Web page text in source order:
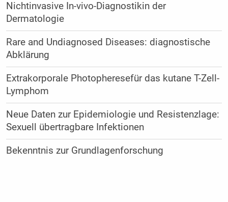
Nichtinvasive In-vivo-Diagnostikin der
Dermatologie
Rare and Undiagnosed Diseases: diagnostische
Abklärung
Extrakorporale Photopheresefür das kutane T-Zell-
Lymphom
Neue Daten zur Epidemiologie und Resistenzlage:
Sexuell übertragbare Infektionen
Bekenntnis zur Grundlagenforschung